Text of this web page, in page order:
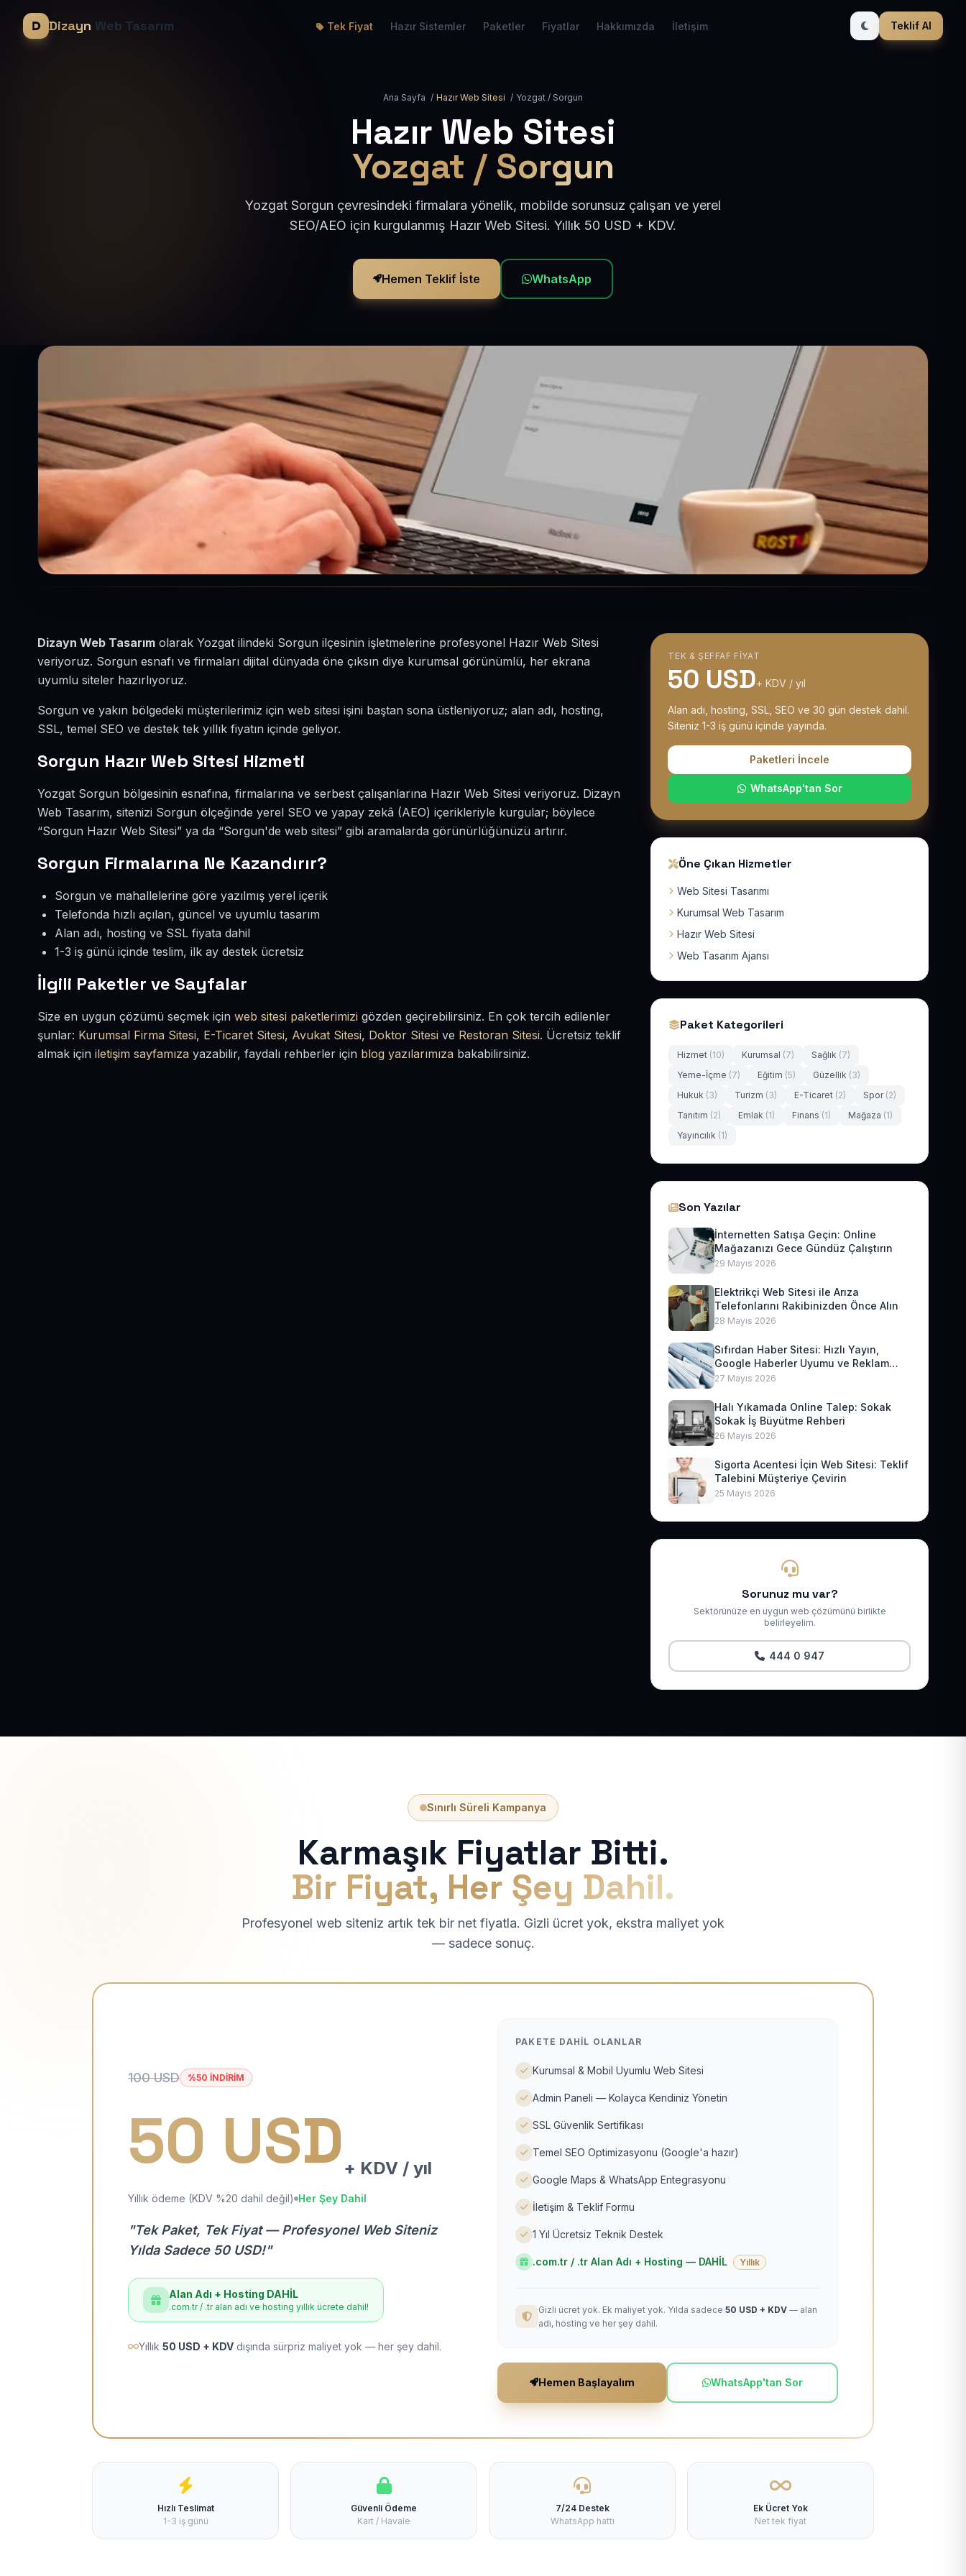
Dizayn Web Tasarım Tek Fiyat Hazır Sistemler Paketler Fiyatlar Hakkımızda İletişim Teklif Al
Ana Sayfa / Hazır Web Sitesi / Yozgat / Sorgun
Hazır Web Sitesi
Yozgat / Sorgun
Yozgat Sorgun çevresindeki firmalara yönelik, mobilde sorunsuz çalışan ve yerel
SEO/AEO için kurgulanmış Hazır Web Sitesi. Yıllık 50 USD + KDV.
Hemen Teklif İste WhatsApp
Dizayn Web Tasarım olarak Yozgat ilindeki Sorgun ilçesinin işletmelerine profesyonel Hazır Web Sitesi
veriyoruz. Sorgun esnafı ve firmaları dijital dünyada öne çıksın diye kurumsal görünümlü, her ekrana
uyumlu siteler hazırlıyoruz.
Sorgun ve yakın bölgedeki müşterilerimiz için web sitesi işini baştan sona üstleniyoruz; alan adı, hosting,
SSL, temel SEO ve destek tek yıllık fiyatın içinde geliyor.
Sorgun Hazır Web Sitesi Hizmeti
Yozgat Sorgun bölgesinin esnafına, firmalarına ve serbest çalışanlarına Hazır Web Sitesi veriyoruz. Dizayn
Web Tasarım, sitenizi Sorgun ölçeğinde yerel SEO ve yapay zekâ (AEO) içerikleriyle kurgular; böylece
“Sorgun Hazır Web Sitesi” ya da “Sorgun'de web sitesi” gibi aramalarda görünürlüğünüzü artırır.
Sorgun Firmalarına Ne Kazandırır?
Sorgun ve mahallelerine göre yazılmış yerel içerik
Telefonda hızlı açılan, güncel ve uyumlu tasarım
Alan adı, hosting ve SSL fiyata dahil
1-3 iş günü içinde teslim, ilk ay destek ücretsiz
İlgili Paketler ve Sayfalar
Size en uygun çözümü seçmek için web sitesi paketlerimizi gözden geçirebilirsiniz. En çok tercih edilenler
şunlar: Kurumsal Firma Sitesi, E-Ticaret Sitesi, Avukat Sitesi, Doktor Sitesi ve Restoran Sitesi. Ücretsiz teklif
almak için iletişim sayfamıza yazabilir, faydalı rehberler için blog yazılarımıza bakabilirsiniz.
TEK & ŞEFFAF FIYAT
50 USD+ KDV / yıl
Alan adı, hosting, SSL, SEO ve 30 gün destek dahil.
Siteniz 1-3 iş günü içinde yayında.
Paketleri İncele
WhatsApp'tan Sor
Öne Çıkan Hizmetler
Web Sitesi Tasarımı
Kurumsal Web Tasarım
Hazır Web Sitesi
Web Tasarım Ajansı
Paket Kategorileri
Hizmet (10) Kurumsal (7) Sağlık (7)
Yeme-İçme (7) Eğitim (5) Güzellik (3)
Hukuk (3) Turizm (3) E-Ticaret (2) Spor (2)
Tanıtım (2) Emlak (1) Finans (1) Mağaza (1)
Yayıncılık (1)
Son Yazılar
İnternetten Satışa Geçin: Online
Mağazanızı Gece Gündüz Çalıştırın
29 Mayıs 2026
Elektrikçi Web Sitesi ile Arıza
Telefonlarını Rakibinizden Önce Alın
28 Mayıs 2026
Sıfırdan Haber Sitesi: Hızlı Yayın,
Google Haberler Uyumu ve Reklam
Geliri
27 Mayıs 2026
Halı Yıkamada Online Talep: Sokak
Sokak İş Büyütme Rehberi
26 Mayıs 2026
Sigorta Acentesi İçin Web Sitesi: Teklif
Talebini Müşteriye Çevirin
25 Mayıs 2026
Sorunuz mu var?
Sektörünüze en uygun web çözümünü birlikte
belirleyelim.
444 0 947
Sınırlı Süreli Kampanya
Karmaşık Fiyatlar Bitti.
Bir Fiyat, Her Şey Dahil.
Profesyonel web siteniz artık tek bir net fiyatla. Gizli ücret yok, ekstra maliyet yok
— sadece sonuç.
100 USD %50 İNDİRİM
50 USD + KDV / yıl
Yıllık ödeme (KDV %20 dahil değil) Her Şey Dahil
"Tek Paket, Tek Fiyat — Profesyonel Web Siteniz
Yılda Sadece 50 USD!"
Alan Adı + Hosting DAHİL
.com.tr / .tr alan adı ve hosting yıllık ücrete dahil!
Yıllık 50 USD + KDV dışında sürpriz maliyet yok — her şey dahil.
PAKETE DAHIL OLANLAR
Kurumsal & Mobil Uyumlu Web Sitesi
Admin Paneli — Kolayca Kendiniz Yönetin
SSL Güvenlik Sertifikası
Temel SEO Optimizasyonu (Google'a hazır)
Google Maps & WhatsApp Entegrasyonu
İletişim & Teklif Formu
1 Yıl Ücretsiz Teknik Destek
.com.tr / .tr Alan Adı + Hosting — DAHİL Yıllık
Gizli ücret yok. Ek maliyet yok. Yılda sadece 50 USD + KDV — alan
adı, hosting ve her şey dahil.
Hemen Başlayalım WhatsApp'tan Sor
Hızlı Teslimat
1-3 iş günü
Güvenli Ödeme
Kart / Havale
7/24 Destek
WhatsApp hattı
Ek Ücret Yok
Net tek fiyat